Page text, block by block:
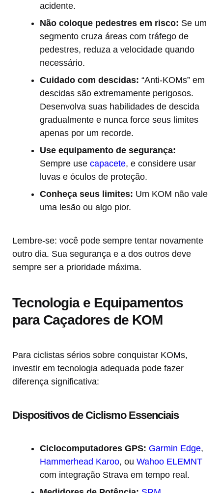
acidente.
Não coloque pedestres em risco: Se um
segmento cruza áreas com tráfego de
pedestres, reduza a velocidade quando
necessário.
Cuidado com descidas: “Anti-KOMs” em
descidas são extremamente perigosos.
Desenvolva suas habilidades de descida
gradualmente e nunca force seus limites
apenas por um recorde.
Use equipamento de segurança:
Sempre use capacete, e considere usar
luvas e óculos de proteção.
Conheça seus limites: Um KOM não vale
uma lesão ou algo pior.
Lembre-se: você pode sempre tentar novamente
outro dia. Sua segurança e a dos outros deve
sempre ser a prioridade máxima.
Tecnologia e Equipamentos
para Caçadores de KOM
Para ciclistas sérios sobre conquistar KOMs,
investir em tecnologia adequada pode fazer
diferença significativa:
Dispositivos de Ciclismo Essenciais
Ciclocomputadores GPS: Garmin Edge,
Hammerhead Karoo, ou Wahoo ELEMNT
com integração Strava em tempo real.